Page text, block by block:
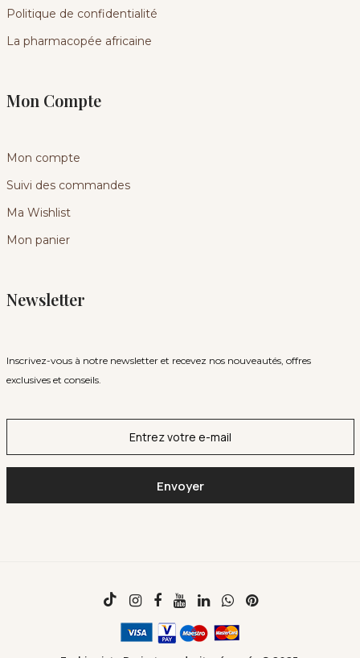
Politique de confidentialité
La pharmacopée africaine
Mon Compte
Mon compte
Suivi des commandes
Ma Wishlist
Mon panier
Newsletter
Inscrivez-vous à notre newsletter et recevez nos nouveautés, offres
exclusives et conseils.